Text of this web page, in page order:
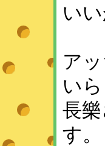
いい
ア
い
長
す。